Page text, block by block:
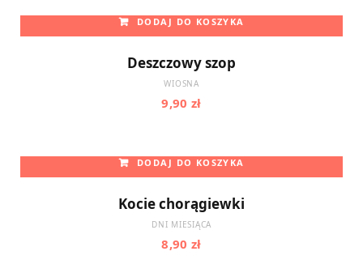
DODAJ DO KOSZYKA
Deszczowy szop
WIOSNA
9,90 zł
DODAJ DO KOSZYKA
Kocie chorągiewki
DNI MIESIĄCA
8,90 zł